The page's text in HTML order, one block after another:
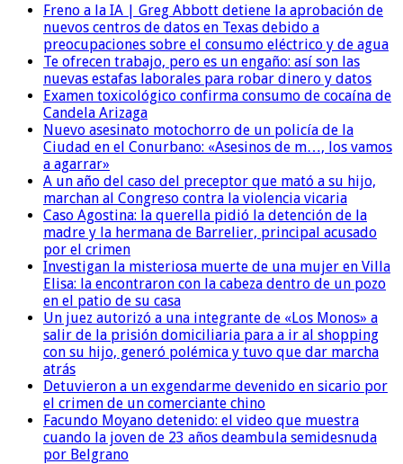
Freno a la IA | Greg Abbott detiene la aprobación de
nuevos centros de datos en Texas debido a
preocupaciones sobre el consumo eléctrico y de agua
Te ofrecen trabajo, pero es un engaño: así son las
nuevas estafas laborales para robar dinero y datos
Examen toxicológico confirma consumo de cocaína de
Candela Arizaga
Nuevo asesinato motochorro de un policía de la
Ciudad en el Conurbano: «Asesinos de m…, los vamos
a agarrar»
A un año del caso del preceptor que mató a su hijo,
marchan al Congreso contra la violencia vicaria
Caso Agostina: la querella pidió la detención de la
madre y la hermana de Barrelier, principal acusado
por el crimen
Investigan la misteriosa muerte de una mujer en Villa
Elisa: la encontraron con la cabeza dentro de un pozo
en el patio de su casa
Un juez autorizó a una integrante de «Los Monos» a
salir de la prisión domiciliaria para a ir al shopping
con su hijo, generó polémica y tuvo que dar marcha
atrás
Detuvieron a un exgendarme devenido en sicario por
el crimen de un comerciante chino
Facundo Moyano detenido: el video que muestra
cuando la joven de 23 años deambula semidesnuda
por Belgrano